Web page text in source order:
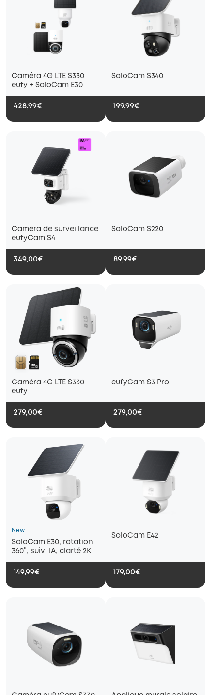
Caméra 4G LTE S330
eufy + SoloCam E30
428,99€
SoloCam S340
199,99€
Caméra de surveillance
eufyCam S4
349,00€
SoloCam S220
89,99€
Caméra 4G LTE S330
eufy
279,00€
eufyCam S3 Pro
279,00€
New
SoloCam E30, rotation
360°, suivi IA, clarté 2K
149,99€
SoloCam E42
179,00€